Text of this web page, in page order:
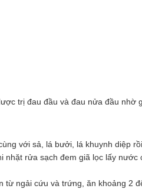
trị đau đầu và đau nửa đầu nhờ
với sả, lá bưởi, lá khuynh diệp
nhặt rửa sạch đem giã lọc lấy
từ ngải cứu và trứng, ăn khoảng 2